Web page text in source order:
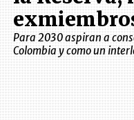
Para 2030 aspiran a
Colombia y como un